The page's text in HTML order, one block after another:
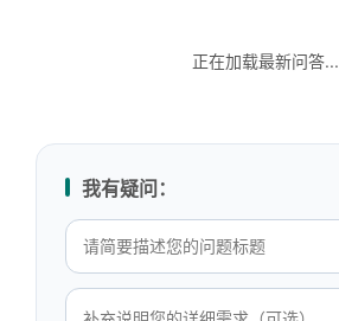
正在加载最新问答...
我有疑问：